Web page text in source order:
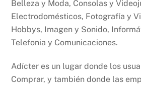
Belleza y Moda, Consolas y
Electrodomésticos, Fotografía y
Hobbys, Imagen y Sonido,
Telefonia y Comunicaciones.
Adícter es un lugar donde los
Comprar, y también donde las